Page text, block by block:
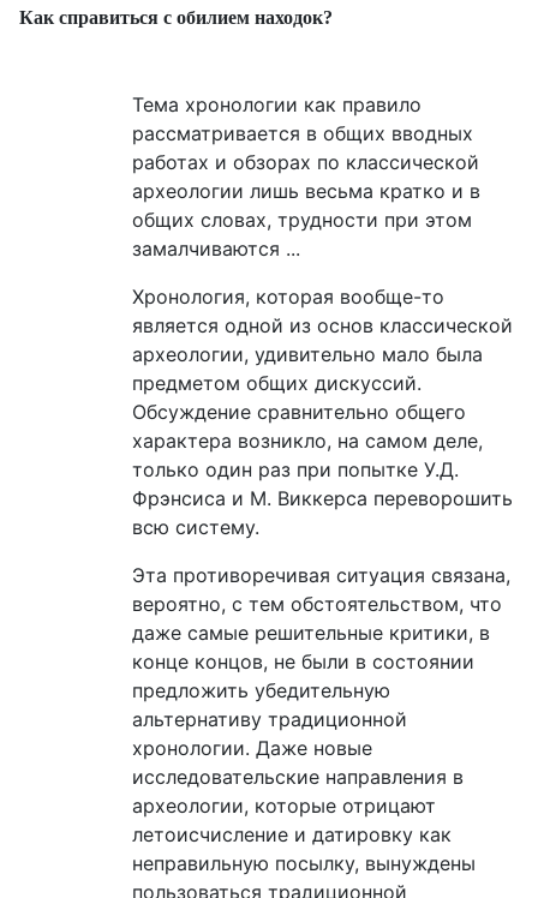
Как справиться с обилием находок?
Тема хронологии как правило
рассматривается в общих вводных
работах и обзорах по классической
археологии лишь весьма кратко и в
общих словах, трудности при этом
замалчиваются ...
Хронология, которая вообще-то
является одной из основ классической
археологии, удивительно мало была
предметом общих дискуссий.
Обсуждение сравнительно общего
характера возникло, на самом деле,
только один раз при попытке У.Д.
Фрэнсиса и М. Виккерса переворошить
всю систему.
Эта противоречивая ситуация связана,
вероятно, с тем обстоятельством, что
даже самые решительные критики, в
конце концов, не были в состоянии
предложить убедительную
альтернативу традиционной
хронологии. Даже новые
исследовательские направления в
археологии, которые отрицают
летоисчисление и датировку как
неправильную посылку, вынуждены
пользоваться традиционной